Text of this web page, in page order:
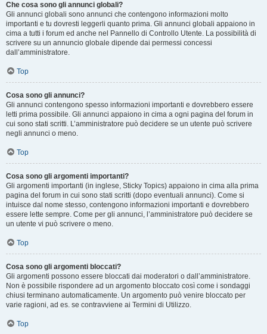
Che cosa sono gli annunci globali?
Gli annunci globali sono annunci che contengono informazioni molto
importanti e tu dovresti leggerli quanto prima. Gli annunci globali appaiono in
cima a tutti i forum ed anche nel Pannello di Controllo Utente. La possibilità di
scrivere su un annuncio globale dipende dai permessi concessi
dall’amministratore.
Top
Cosa sono gli annunci?
Gli annunci contengono spesso informazioni importanti e dovrebbero essere
letti prima possibile. Gli annunci appaiono in cima a ogni pagina del forum in
cui sono stati scritti. L’amministratore può decidere se un utente può scrivere
negli annunci o meno.
Top
Cosa sono gli argomenti importanti?
Gli argomenti importanti (in inglese, Sticky Topics) appaiono in cima alla prima
pagina del forum in cui sono stati scritti (dopo eventuali annunci). Come si
intuisce dal nome stesso, contengono informazioni importanti e dovrebbero
essere lette sempre. Come per gli annunci, l’amministratore può decidere se
un utente vi può scrivere o meno.
Top
Cosa sono gli argomenti bloccati?
Gli argomenti possono essere bloccati dai moderatori o dall’amministratore.
Non è possibile rispondere ad un argomento bloccato così come i sondaggi
chiusi terminano automaticamente. Un argomento può venire bloccato per
varie ragioni, ad es. se contravviene ai Termini di Utilizzo.
Top